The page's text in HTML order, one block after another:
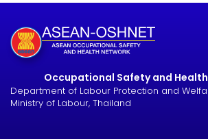
Occupational Safety and
Department of Labour Protection and
Ministry of Labour, Thailand